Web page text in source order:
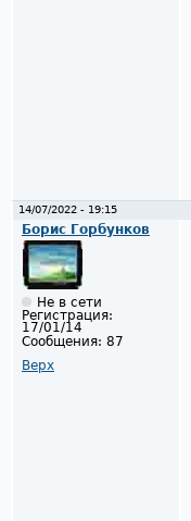
14/07/2022 - 19:15
Борис Горбунков
Не в сети
Регистрация:
17/01/14
Сообщения: 87
Верх